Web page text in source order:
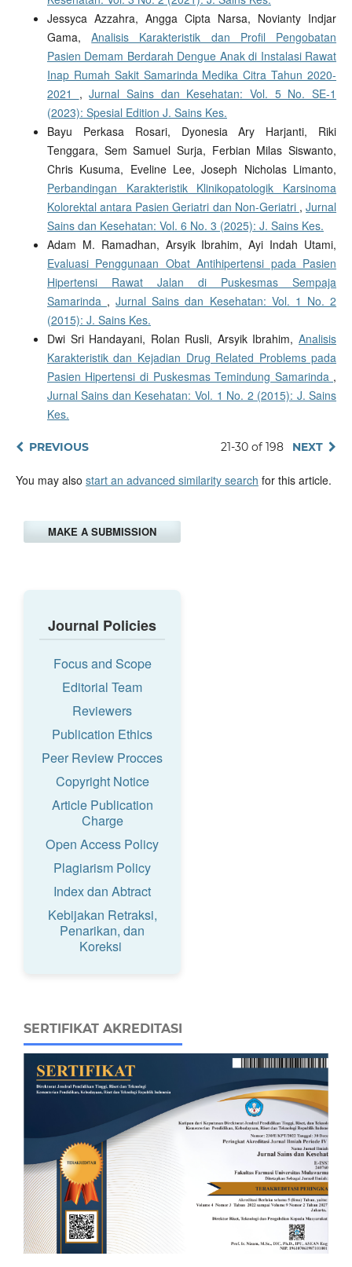
Jessyca Azzahra, Angga Cipta Narsa, Novianty Indjar
Gama,Analisis Karakteristik dan Profil Pengobatan
Pasien Demam Berdarah Dengue Anak di Instalasi Rawat
Inap Rumah Sakit Samarinda Medika Citra Tahun 2020-
2021 ,Jurnal Sains dan Kesehatan: Vol. 5 No. SE-1
(2023): Spesial Edition J. Sains Kes.
Bayu Perkasa Rosari, Dyonesia Ary Harjanti, Riki
Tenggara, Sem Samuel Surja, Ferbian Milas Siswanto,
Chris Kusuma, Eveline Lee, Joseph Nicholas Limanto,
Perbandingan Karakteristik Klinikopatologik Karsinoma
Kolorektal antara Pasien Geriatri dan Non-Geriatri ,Jurnal
Sains dan Kesehatan: Vol. 6 No. 3 (2025): J. Sains Kes.
Adam M. Ramadhan, Arsyik Ibrahim, Ayi Indah Utami,
Evaluasi Penggunaan Obat Antihipertensi pada Pasien
Hipertensi Rawat Jalan di Puskesmas Sempaja
Samarinda ,Jurnal Sains dan Kesehatan: Vol. 1 No. 2
(2015): J. Sains Kes.
Dwi Sri Handayani, Rolan Rusli, Arsyik Ibrahim,Analisis
Karakteristik dan Kejadian Drug Related Problems pada
Pasien Hipertensi di Puskesmas Temindung Samarinda ,
Jurnal Sains dan Kesehatan: Vol. 1 No. 2 (2015): J. Sains
Kes.
PREVIOUS 21-30 of 198 NEXT
You may also start an advanced similarity search for this article.
MAKE A SUBMISSION
Journal Policies
Focus and Scope
Editorial Team
Reviewers
Publication Ethics
Peer Review Procces
Copyright Notice
Article Publication
Charge
Open Access Policy
Plagiarism Policy
Index dan Abtract
Kebijakan Retraksi,
Penarikan, dan
Koreksi
SERTIFIKAT AKREDITASI